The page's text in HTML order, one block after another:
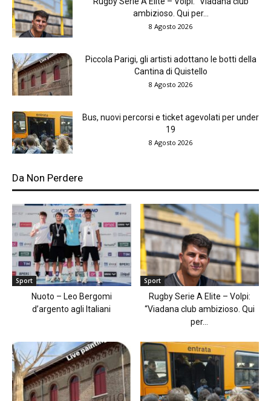
ambizioso. Qui per...
8 Agosto 2026
Piccola Parigi, gli artisti adottano le botti della
Cantina di Quistello
8 Agosto 2026
Bus, nuovi percorsi e ticket agevolati per under
19
8 Agosto 2026
Da Non Perdere
Sport
Nuoto – Leo Bergomi
d’argento agli Italiani
Sport
Rugby Serie A Elite – Volpi:
“Viadana club ambizioso. Qui
per...